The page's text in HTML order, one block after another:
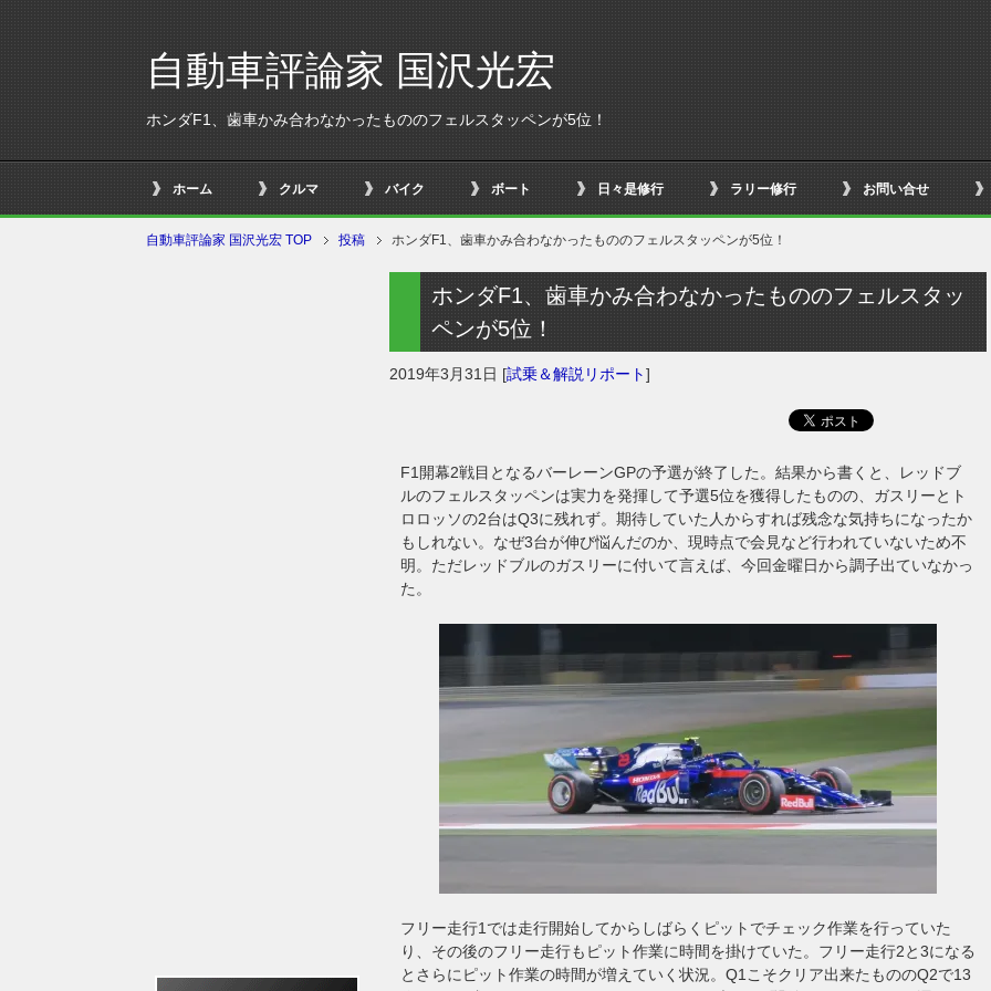
自動車評論家 国沢光宏
ホンダF1、歯車かみ合わなかったもののフェルスタッペンが5位！
ホーム クルマ バイク ボート 日々是修行 ラリー修行 お問い合せ
自動車評論家 国沢光宏 TOP 投稿 ホンダF1、歯車かみ合わなかったもののフェルスタッペンが5位！
ホンダF1、歯車かみ合わなかったもののフェルスタッ
ペンが5位！
2019年3月31日 [試乗＆解説リポート]
F1開幕2戦目となるバーレーンGPの予選が終了した。結果から書くと、レッドブ
ルのフェルスタッペンは実力を発揮して予選5位を獲得したものの、ガスリーとト
ロロッソの2台はQ3に残れず。期待していた人からすれば残念な気持ちになったか
もしれない。なぜ3台が伸び悩んだのか、現時点で会見など行われていないため不
明。ただレッドブルのガスリーに付いて言えば、今回金曜日から調子出ていなかっ
た。
フリー走行1では走行開始してからしばらくピットでチェック作業を行っていた
り、その後のフリー走行もピット作業に時間を掛けていた。フリー走行2と3になる
とさらにピット作業の時間が増えていく状況。Q1こそクリア出来たもののQ2で13